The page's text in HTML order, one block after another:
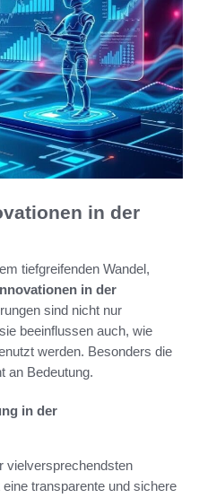
in der
tiefgreifenden Wandel,
in der
sind nicht nur
beeinflussen auch, wie
werden. Besonders die
an Bedeutung.
in der
vielversprechendsten
transparente und sichere